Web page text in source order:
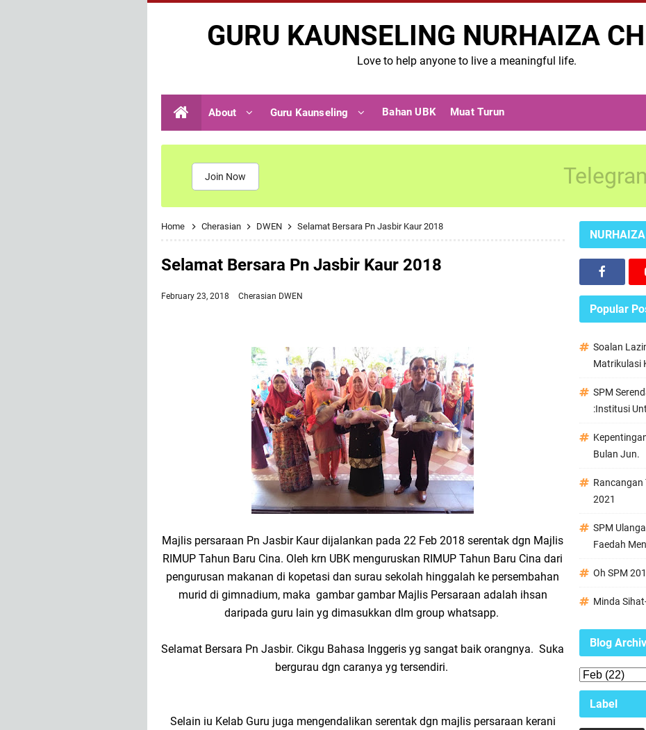
GURU KAUNSELING NURHAIZA
Love to help anyone to live a meaningful life.
About Guru Kaunseling Bahan UBK Muat Turun
Join Now
Home Cherasian DWEN Selamat Bersara Pn Jasbir Kaur 2018
Selamat Bersara Pn Jasbir Kaur 2018
February 23, 2018 Cherasian DWEN
Majlis persaraan Pn Jasbir Kaur dijalankan pada 22 Feb 2018 serentak dgn Majlis
RIMUP Tahun Baru Cina. Oleh krn UBK menguruskan RIMUP Tahun Baru Cina dari
pengurusan makanan di kopetasi dan surau sekolah hinggalah ke persembahan
murid di gimnadium, maka gambar gambar Majlis Persaraan adalah ihsan
daripada guru lain yg dimasukkan dlm group whatsapp.
Selamat Bersara Pn Jasbir. Cikgu Bahasa Inggeris yg sangat baik orangnya. Suka
bergurau dgn caranya yg tersendiri.
Selain iu Kelab Guru juga mengendalikan serentak dgn majlis persaraan kerani
Popular
Soalan
Matrikulasi
SPM
:Institusi
Bulan Jun.
Rancangan
2021
SPM
Faedah
Oh SPM
Minda
Blog
Label